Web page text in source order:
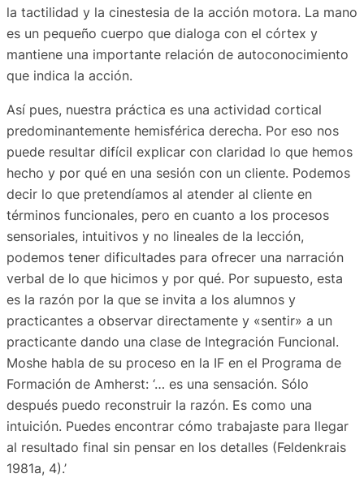
la tactilidad y la cinestesia de la acción motora. La mano
es un pequeño cuerpo que dialoga con el córtex y
mantiene una importante relación de autoconocimiento
que indica la acción.
Así pues, nuestra práctica es una actividad cortical
predominantemente hemisférica derecha. Por eso nos
puede resultar difícil explicar con claridad lo que hemos
hecho y por qué en una sesión con un cliente. Podemos
decir lo que pretendíamos al atender al cliente en
términos funcionales, pero en cuanto a los procesos
sensoriales, intuitivos y no lineales de la lección,
podemos tener dificultades para ofrecer una narración
verbal de lo que hicimos y por qué. Por supuesto, esta
es la razón por la que se invita a los alumnos y
practicantes a observar directamente y «sentir» a un
practicante dando una clase de Integración Funcional.
Moshe habla de su proceso en la IF en el Programa de
Formación de Amherst: ‘… es una sensación. Sólo
después puedo reconstruir la razón. Es como una
intuición. Puedes encontrar cómo trabajaste para llegar
al resultado final sin pensar en los detalles (Feldenkrais
1981a, 4).’